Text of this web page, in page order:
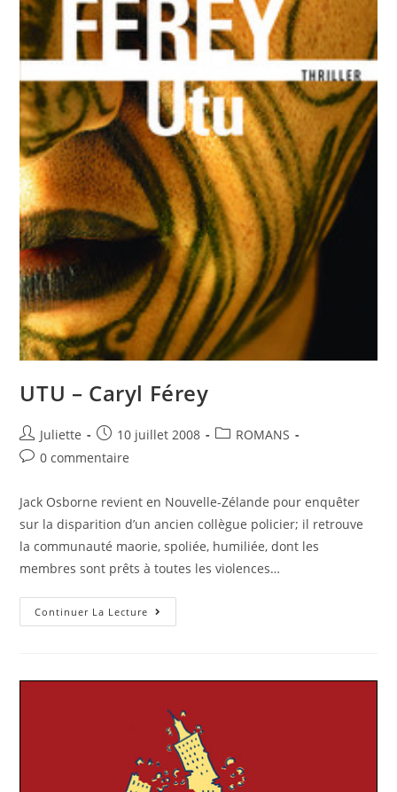
UTU – Caryl Férey
Juliette 10 juillet 2008
ROMANS
0 commentaire
Jack Osborne revient en Nouvelle-Zélande pour enquêter
sur la disparition d’un ancien collègue policier; il retrouve
la communauté maorie, spoliée, humiliée, dont les
membres sont prêts à toutes les violences…
Continuer La Lecture